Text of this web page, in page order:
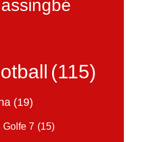
(115)
(19)
Golfe 7 (15)